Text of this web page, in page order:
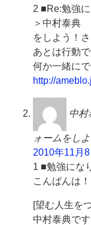
2 ■Re:勉強
＞中村泰典
をしよう！
あとは行動で
何か一緒に
http://
中
ォームをし
2010年11月
1 ■勉強にな
こんばんは！
[望む人生を
中村泰典です